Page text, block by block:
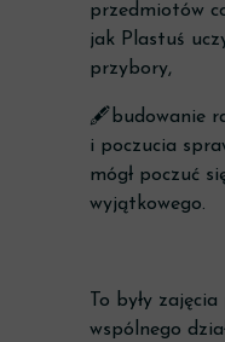
przedmiotów
jak Plastuś
przybory,
🖋️budowanie
i poczucia
mógł poczuć
wyjątkowego.
To były
wspólnego